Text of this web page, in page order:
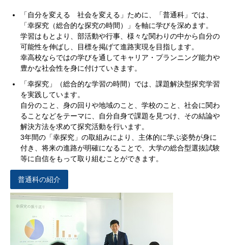
「自分を変える 社会を変える」ために、「普通科」では、
「幸探究（総合的な探究の時間）」を軸に学びを深めます。
学習はもとより、部活動や行事、様々な関わりの中から自分の
可能性を伸ばし、目標を掲げて進路実現を目指します。
幸高校ならではの学びを通してキャリア・プランニング能力や
豊かな社会性を身に付けていきます。
「幸探究」（総合的な学習の時間）では、課題解決型探究学習
を実践しています。
自分のこと、身の回りや地域のこと、学校のこと、社会に関わ
ることなどをテーマに、自分自身で課題を見つけ、その結論や
解決方法を求めて探究活動を行います。
3年間の「幸探究」の取組みにより、主体的に学ぶ姿勢が身に
付き、将来の進路が明確になることで、大学の総合型選抜試験
等に自信をもって取り組むことができます。
普通科の紹介